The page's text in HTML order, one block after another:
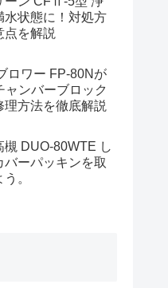
水状態に！対処方
点を解説
ロワー FP-80Nが
ャンバーブロック
理方法を徹底解説
槻 DUO-80WTE し
バーパッキンを取
。